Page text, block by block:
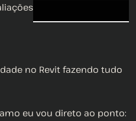
no Revit fazendo tudo
eu vou direto ao ponto: